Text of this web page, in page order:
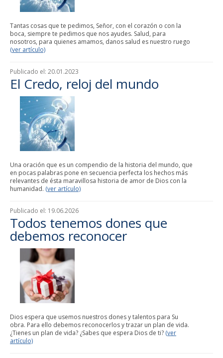
Tantas cosas que te pedimos, Señor, con el corazón o con la
boca, siempre te pedimos que nos ayudes. Salud, para
nosotros, para quienes amamos, danos salud es nuestro ruego
(ver artículo)
Publicado el: 20.01.2023
El Credo, reloj del mundo
Una oración que es un compendio de la historia del mundo, que
en pocas palabras pone en secuencia perfecta los hechos más
relevantes de ésta maravillosa historia de amor de Dios con la
humanidad. (ver artículo)
Publicado el: 19.06.2026
Todos tenemos dones que
debemos reconocer
Dios espera que usemos nuestros dones y talentos para Su
obra. Para ello debemos reconocerlos y trazar un plan de vida.
¿Tienes un plan de vida? ¿Sabes que espera Dios de ti? (ver
artículo)